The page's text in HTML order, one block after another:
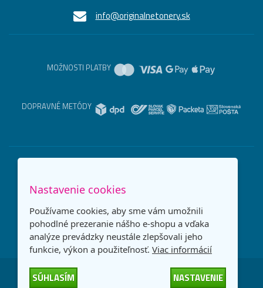
info@originalnetonery.sk
MOŽNOSTI PLATBY
DOPRAVNÉ METÓDY
Slovensko
Nastavenie cookies
Používame cookies, aby sme vám umožnili
pohodlné prezeranie nášho e-shopu a vďaka
analýze prevádzky neustále zlepšovali jeho
funkcie, výkon a použiteľnosť. Viac informácií
SÚHLASÍM NASTAVENIE